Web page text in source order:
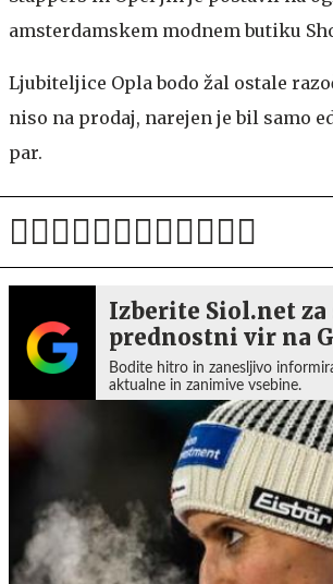
amsterdamskem modnem butiku
Ljubiteljice Opla bodo žal ostale
niso na prodaj, narejen je bil samo
par.
Izberite Siol.net za
prednostni vir na
Bodite hitro in zanesljivo
aktualne in zanimive vsebine.